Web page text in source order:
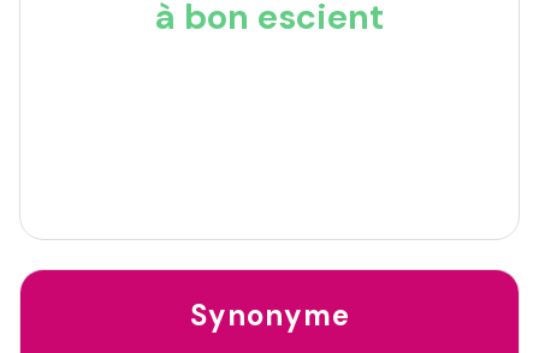
à bon escient
Synonyme